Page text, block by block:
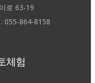
로 63-19
055-864-8158
체험